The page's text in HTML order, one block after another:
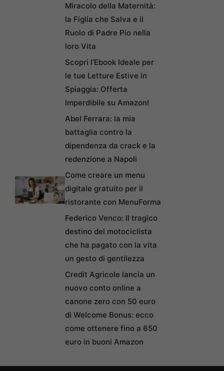
Miracolo della Maternità:
la Figlia che Salva e il
Ruolo di Padre Pio nella
loro Vita
Scopri l’Ebook Ideale per
le tue Letture Estive in
Spiaggia: Offerta
Imperdibile su Amazon!
Abel Ferrara: la mia
battaglia contro la
dipendenza da crack e la
redenzione a Napoli
Come creare un menu
digitale gratuito per il
ristorante con MenuForma
Federico Venco: Il tragico
destino del motociclista
che ha pagato con la vita
un gesto di gentilezza
Credit Agricole lancia un
nuovo conto online a
canone zero con 50 euro
di Welcome Bonus: ecco
come ottenere fino a 650
euro in buoni Amazon